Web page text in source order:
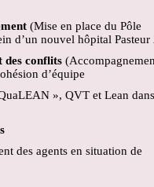
(Mise en place du Pôle
d’un nouvel hôpital Pasteur
des conflits
d’équipe
», QVT et Lean dans
des agents en situation de